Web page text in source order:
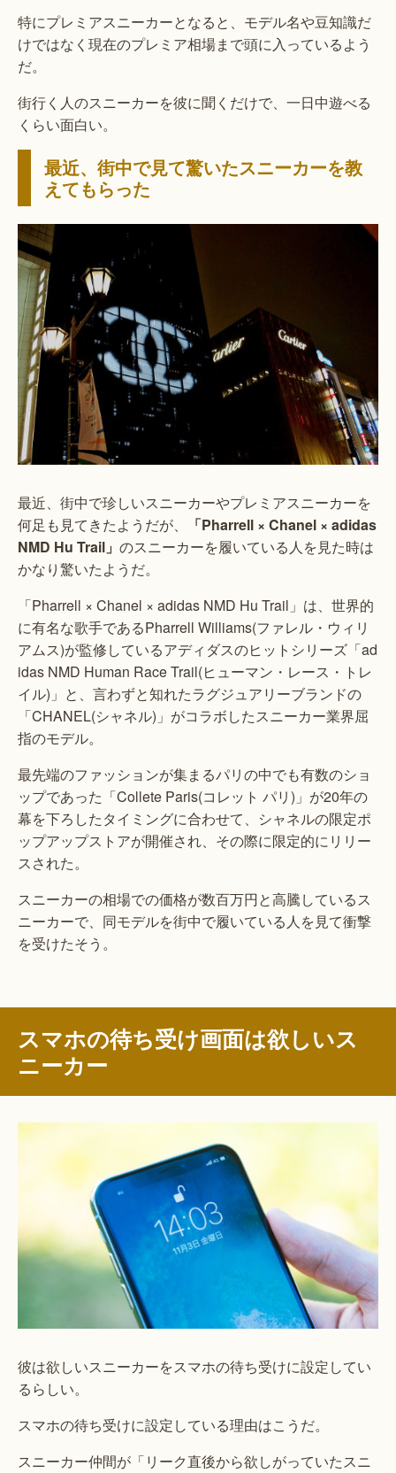
特にプレミアスニーカーとなると、モデル名や豆知識だ
けではなく現在のプレミア相場まで頭に入っているよう
だ。
街行く人のスニーカーを彼に聞くだけで、一日中遊べる
くらい面白い。
最近、街中で見て驚いたスニーカーを教
えてもらった
最近、街中で珍しいスニーカーやプレミアスニーカーを
何足も見てきたようだが、
「Pharrell × Chanel × adidas
NMD Hu Trail」 のスニーカーを履いている人を見た時は
かなり驚いたようだ。
「Pharrell × Chanel × adidas NMD Hu Trail」は、世界的
に有名な歌手であるPharrell Williams(ファレル・ウィリ
アムス)が監修しているアディダスのヒットシリーズ「ad
idas NMD Human Race Trail(ヒューマン・レース・トレ
イル)」と、言わずと知れたラグジュアリーブランドの
「CHANEL(シャネル)」がコラボしたスニーカー業界屈
指のモデル。
最先端のファッションが集まるパリの中でも有数のショ
ップであった「Collete Paris(コレット パリ)」が20年の
幕を下ろしたタイミングに合わせて、シャネルの限定ポ
ップアップストアが開催され、その際に限定的にリリー
スされた。
スニーカーの相場での価格が数百万円と高騰しているス
ニーカーで、同モデルを街中で履いている人を見て衝撃
を受けたそう。
スマホの待ち受け画面は欲しいス
ニーカー
彼は欲しいスニーカーをスマホの待ち受けに設定してい
るらしい。
スマホの待ち受けに設定している理由はこうだ。
スニーカー仲間が「リーク直後から欲しがっていたスニ